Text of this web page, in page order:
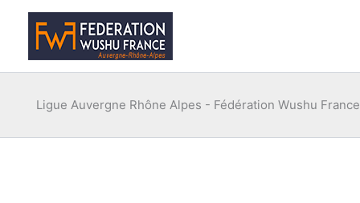
contenu
Ligue Auvergne Rhône Alpes - Fédération Wushu France